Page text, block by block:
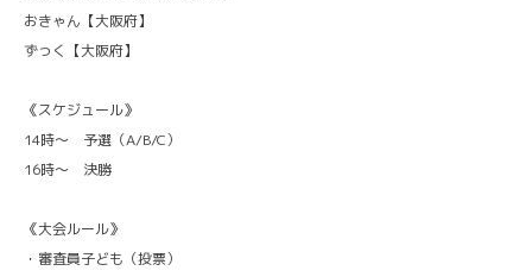
おきゃん【大阪府】
ずっく【大阪府】
《スケジュール》
14時〜 予選（A/B/C）
16時〜 決勝
《大会ルール》
・審査員子ども（投票）